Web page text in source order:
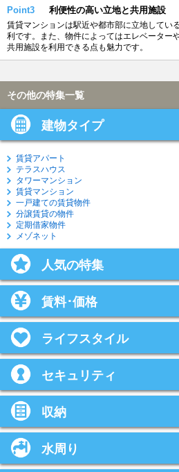
Point3 利便性の高い立地と共用施設
賃貸マンションは駅近や都市部に立地してい
利です。また、物件によってはエレベーター
共用施設を利用できる点も魅力です。
その他の特集一覧
建物タイプ
賃貸アパート
テラスハウス
タワーマンション
賃貸マンション
一戸建ての賃貸物件
分譲賃貸の物件
定期借家物件
メゾネット
人気の特集
賃料･価格
ライフスタイル
セキュリティ
収納
水周り